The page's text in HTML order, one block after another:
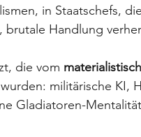
in Staatschefs,
Handlung
die vom
militärische KI,
Gladiatoren-